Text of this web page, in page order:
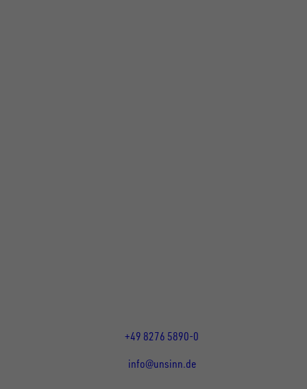
+49 8276 5890-0
info@unsinn.de